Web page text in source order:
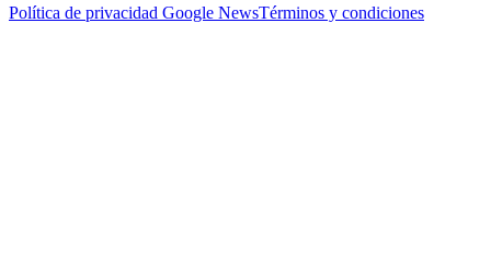
Política de privacidad Google NewsTérminos y condiciones